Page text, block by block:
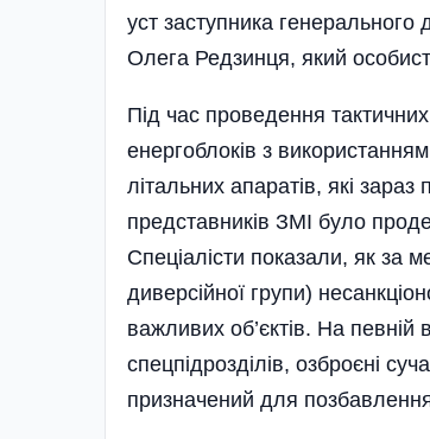
уст заступника
Олега Редзинця, який
Під час проведення
енерго­блоків з
літальних апаратів, які
представників ЗМІ було
Спеціалісти показали, як
диверсійної групи)
важливих об’єктів. На певній
спецпідрозділів, озброєні
призначений для